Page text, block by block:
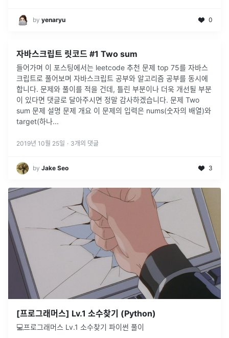
by yenaryu 0
자바스크립트 릿코드 #1 Two sum
들어가며 이 포스팅에서는 leetcode 추천 문제 top 75를 자바스
크립트로 풀어보며 자바스크립트 공부와 알고리즘 공부를 동시에
합니다. 문제와 풀이를 적을 건데, 틀린 부분이나 더욱 개선될 부분
이 있다면 댓글로 달아주시면 정말 감사하겠습니다. 문제 Two
sum 문제 설명 문제 개요 이 문제의 입력은 nums(숫자의 배열)와
target(하나...
2019년 10월 25일 · 3개의 댓글
by Jake Seo 3
[프로그래머스] Lv.1 소수찾기 (Python)
💻프로그래머스 Lv.1 소수찾기 파이썬 풀이